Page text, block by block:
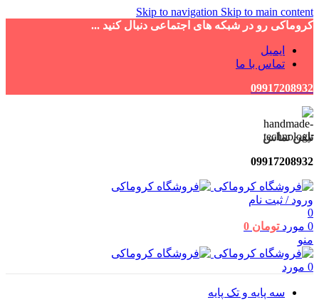
Skip to navigation Skip to main content
کروماکی رو در شبکه های اجتماعی دنبال کنید ...
ایمیل
تماس با ما
09917208932
تلفن تماس
09917208932
ورود / ثبت نام
0
0 مورد تومان
منو
0 مورد
سه پایه و تک پایه